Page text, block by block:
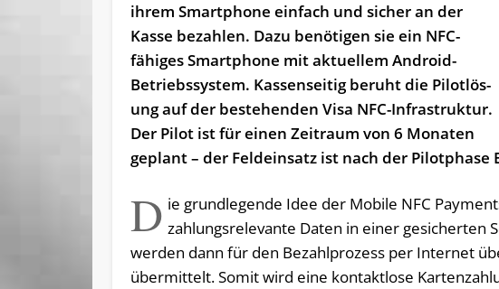
ihrem Smart­phone einfach und si­cher an der
Kasse bezah­len. Dazu benötigen sie ein NFC-
fähiges Smartphone mit aktuel­lem An­droid-
Betriebssys­tem. Kas­sen­seitig beruht die Pilotlös­
ung auf der be­stehen­den Visa NFC-Infra­struktur.
Der Pilot ist für ei­nen Zeit­raum von 6 Mo­na­ten
geplant – der Feld­ein­satz ist nach der Pilotphase
D ie grundlegende Idee der Mobile NFC
zahlungsrelevante Daten in einer gesicherten
werden dann für den Bezahlprozess per Internet
übermittelt. Somit wird eine kontaktlose